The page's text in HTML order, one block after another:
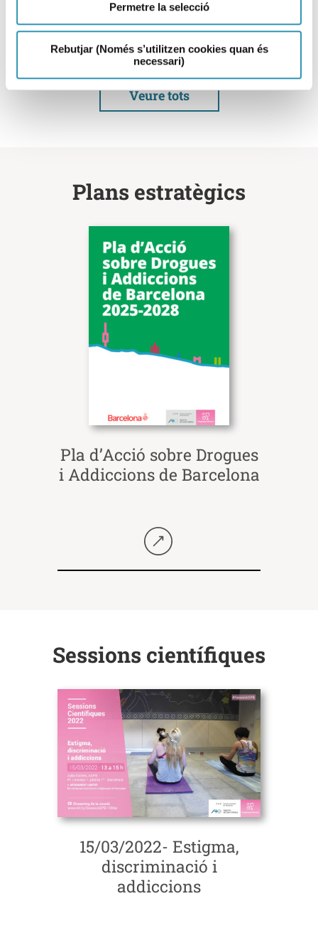
Permetre la selecció
Rebutjar (Només s’utilitzen cookies quan és
necessari)
Seguir llegint
Veure tots
Plans estratègics
Pla d’Acció sobre Drogues
i Addiccions de Barcelona
Sessions científiques
15/03/2022- Estigma,
discriminació i
addiccions